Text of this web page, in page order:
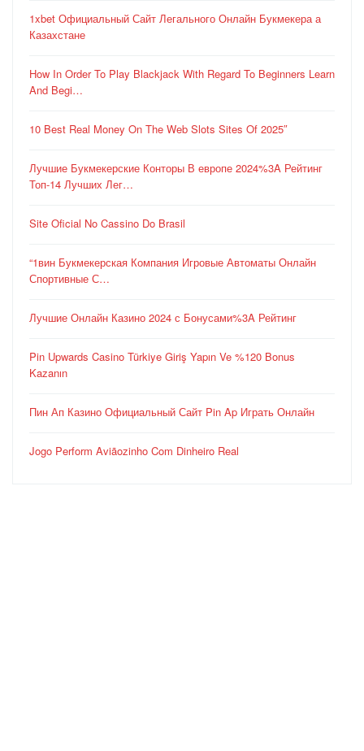
1xbet Официальный Сайт Легального Онлайн Букмекера а
Казахстане
How In Order To Play Blackjack With Regard To Beginners Learn
And Begi…
10 Best Real Money On The Web Slots Sites Of 2025″
Лучшие Букмекерские Конторы В европе 2024%3A Рейтинг
Топ-14 Лучших Лег…
Site Oficial No Cassino Do Brasil
“1вин Букмекерская Компания Игровые Автоматы Онлайн
Спортивные С…
Лучшие Онлайн Казино 2024 с Бонусами%3A Рейтинг
Pin Upwards Casino Türkiye Giriş Yapın Ve %120 Bonus
Kazanın
Пин Ап Казино Официальный Сайт Pin Ap Играть Онлайн
Jogo Perform Aviãozinho Com Dinheiro Real